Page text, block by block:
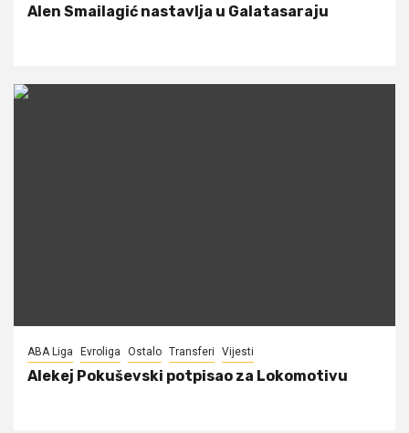
Alen Smailagić nastavlja u Galatasaraju
ABA Liga Evroliga Ostalo Transferi Vijesti
Alekej Pokuševski potpisao za Lokomotivu